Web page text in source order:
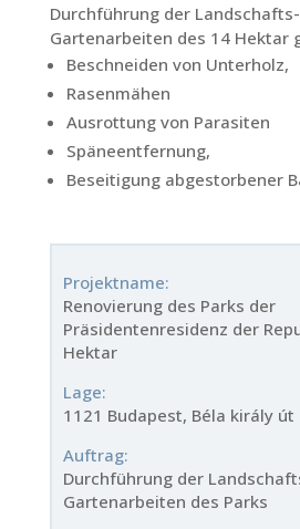
Durchführung der
Gartenarbeiten des 14 Hektar
Beschneiden von Unterholz,
Rasenmähen
Ausrottung von Parasiten
Späneentfernung,
Beseitigung abgestorbener
Projektname:
Renovierung des Parks der
Präsidentenresidenz der
Hektar
Lage:
1121 Budapest, Béla király út
Auftrag:
Durchführung der
Gartenarbeiten des Parks